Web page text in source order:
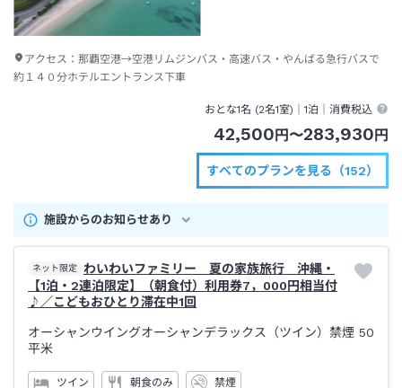
アクセス： 那覇空港→空港リムジンバス・高速バス・やんばる急行バスで
約１４０分ホテルエントランス下車
おとな1名 (2名1室)｜1泊 ｜消費税込
42,500円〜283,930円
すべてのプランを見る（152）
施設からのお知らせあり
ネット限定
わいわいファミリー 夏の家族旅行 沖縄・
【1泊・2連泊限定】（朝食付）利用券7，000円相当付
♪／こどもおひとり滞在中1回
オーシャンウイングオーシャンデラックス（ツイン）禁煙 50
平米
ツイン 朝食のみ 禁煙